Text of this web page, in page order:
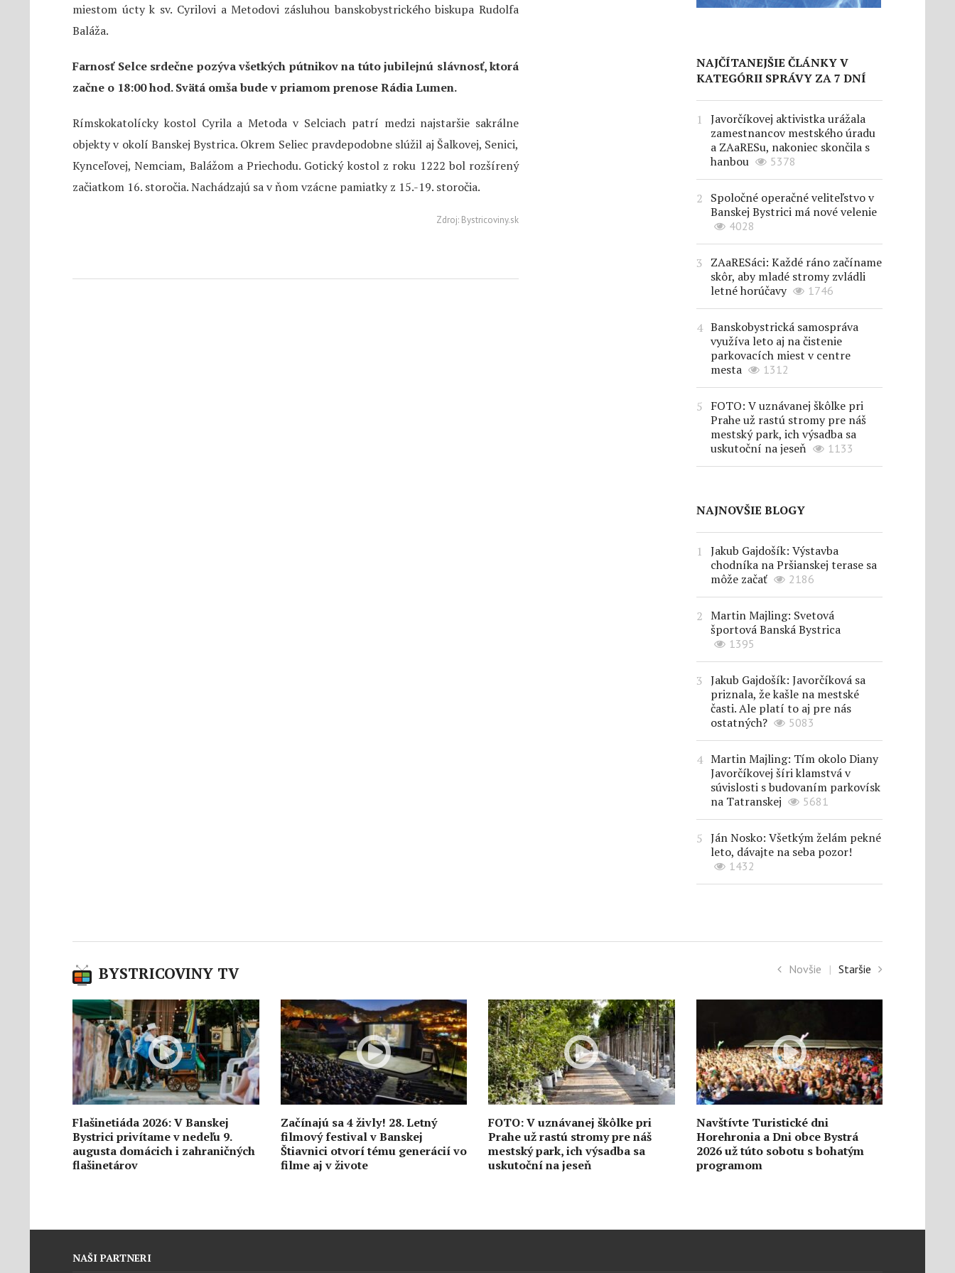
miestom úcty k sv. Cyrilovi a Metodovi zásluhou banskobystrického biskupa Rudolfa
Baláža.
Farnosť Selce srdečne pozýva všetkých pútnikov na túto jubilejnú slávnosť, ktorá
začne o 18:00 hod. Svätá omša bude v priamom prenose Rádia Lumen.
Rímskokatolícky kostol Cyrila a Metoda v Selciach patrí medzi najstaršie sakrálne
objekty v okolí Banskej Bystrica. Okrem Seliec pravdepodobne slúžil aj Šalkovej, Senici,
Kynceľovej, Nemciam, Balážom a Priechodu. Gotický kostol z roku 1222 bol rozšírený
začiatkom 16. storočia. Nachádzajú sa v ňom vzácne pamiatky z 15.-19. storočia.
Zdroj: Bystricoviny.sk
NAJČÍTANEJŠIE ČLÁNKY V
KATEGÓRII SPRÁVY ZA 7 DNÍ
Javorčíkovej aktivistka urážala
zamestnancov mestského úradu
a ZAaRESu, nakoniec skončila s
hanbou
5378
Spoločné operačné veliteľstvo v
Banskej Bystrici má nové velenie
4028
ZAaRESáci: Každé ráno začíname
skôr, aby mladé stromy zvládli
letné horúčavy
1746
Banskobystrická samospráva
využíva leto aj na čistenie
parkovacích miest v centre
mesta
1312
FOTO: V uznávanej škôlke pri
Prahe už rastú stromy pre náš
mestský park, ich výsadba sa
uskutoční na jeseň
1133
NAJNOVŠIE BLOGY
Jakub Gajdošík: Výstavba
chodníka na Pršianskej terase sa
môže začať
2186
Martin Majling: Svetová
športová Banská Bystrica
1395
Jakub Gajdošík: Javorčíková sa
priznala, že kašle na mestské
časti. Ale platí to aj pre nás
ostatných?
5083
Martin Majling: Tím okolo Diany
Javorčíkovej šíri klamstvá v
súvislosti s budovaním parkovísk
na Tatranskej
5681
Ján Nosko: Všetkým želám pekné
leto, dávajte na seba pozor!
1432
BYSTRICOVINY TV Novšie | Staršie
Flašinetiáda 2026: V Banskej
Bystrici privítame v nedeľu 9.
augusta domácich i zahraničných
flašinetárov
Začínajú sa 4 živly! 28. Letný
filmový festival v Banskej
Štiavnici otvorí tému generácií vo
filme aj v živote
FOTO: V uznávanej škôlke pri
Prahe už rastú stromy pre náš
mestský park, ich výsadba sa
uskutoční na jeseň
Navštívte Turistické dni
Horehronia a Dni obce Bystrá
2026 už túto sobotu s bohatým
programom
NAŠI PARTNERI